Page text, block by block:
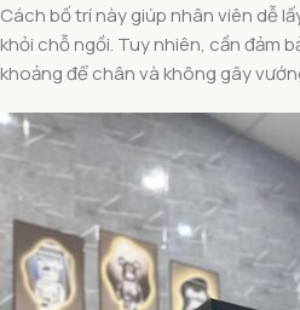
Cách bố trí này giúp nhân viên dễ
khỏi chỗ ngồi. Tuy nhiên, cần đảm
khoảng để chân và không gây